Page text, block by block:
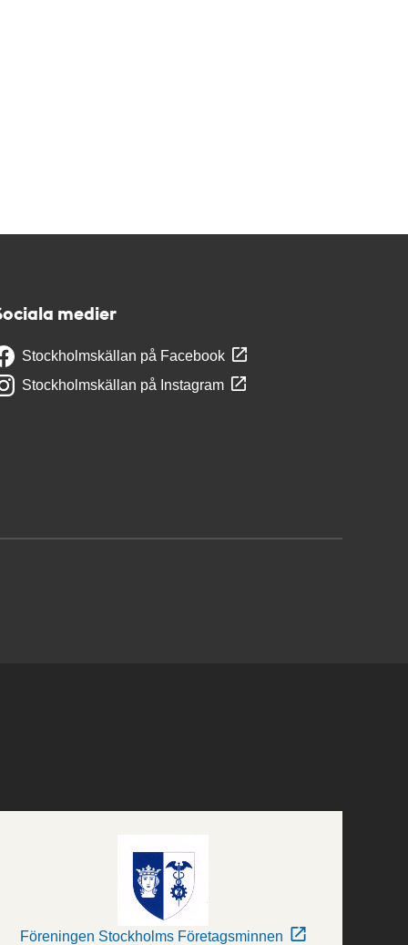
medier
Stockholmskällan på Facebook
Stockholmskällan på Instagram
Föreningen Stockholms Företagsminnen